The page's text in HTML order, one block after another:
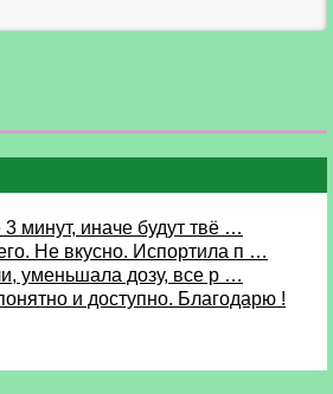
минут, иначе будут твё …
Не вкусно. Испортила п …
уменьшала дозу, все р …
и доступно. Благодарю !